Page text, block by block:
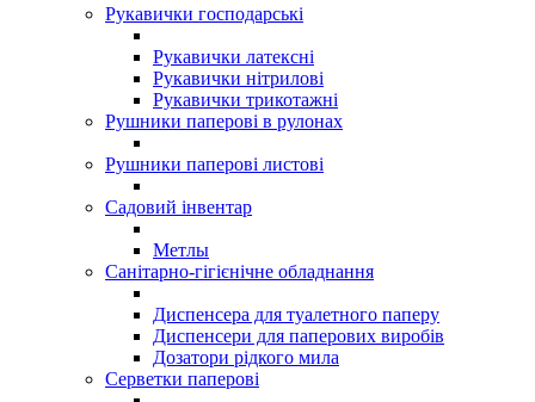
Рукавички господарські
Рукавички латексні
Рукавички нітрилові
Рукавички трикотажні
Рушники паперові в рулонах
Рушники паперові листові
Садовий інвентар
Метлы
Санітарно-гігієнічне обладнання
Диспенсера для туалетного паперу
Диспенсери для паперових виробів
Дозатори рідкого мила
Серветки паперові